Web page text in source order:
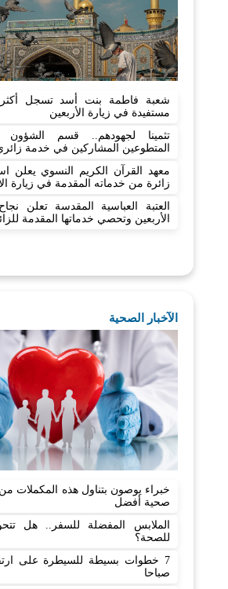
مستفيدة في زيارة الأربعين
تثمينا لجهودهم.. قسم الشؤون
المتطوعين المشاركين في خدمة
زائرة من خدماته المقدمة في زيارة
العتبة العباسية المقدسة تعلن
الأربعين وتحصي خدماتها المقدمة
الآخبار الصحية
خبراء يوصون بتناول هذه المكملات
صحية أفضل
الملابس المفضلة للسفر.. هل
للصحة؟
7 خطوات بسيطة للسيطرة على
صباحا